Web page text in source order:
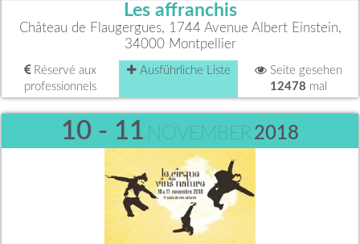
Les affranchis
Château de Flaugergues, 1744 Avenue Albert Einstein,
34000 Montpellier
Réservé aux
professionnels
Ausführliche Liste
Seite gesehen
12478 mal
10 - 11 NOVEMBER2018